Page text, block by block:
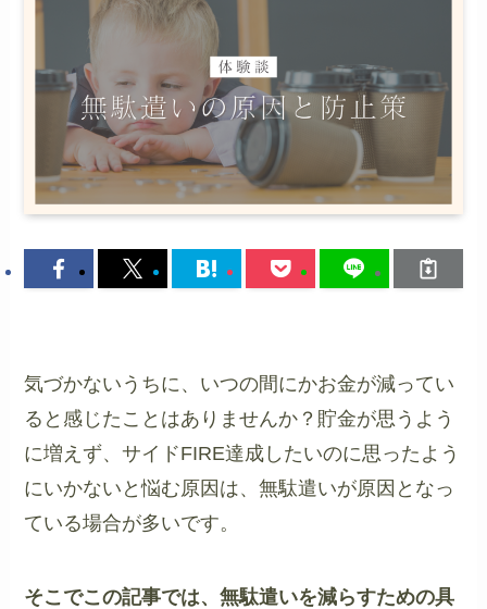
気づかないうちに、いつの間にかお金が減ってい
ると感じたことはありませんか？貯金が思うよう
に増えず、サイドFIRE達成したいのに思ったよう
にいかないと悩む原因は、無駄遣いが原因となっ
ている場合が多いです。
そこでこの記事では、無駄遣いを減らすための具